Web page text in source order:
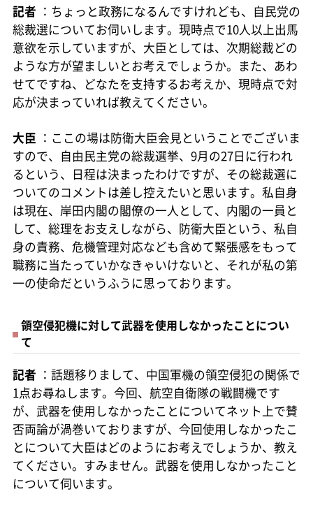
記者 ：ちょっと政務になるんですけれども、自民党の
総裁選についてお伺いします。現時点で10人以上出馬
意欲を示していますが、大臣としては、次期総裁どの
ような方が望ましいとお考えでしょうか。また、あわ
せてですね、どなたを支持するお考えか、現時点で対
応が決まっていれば教えてください。
大臣 ：ここの場は防衛大臣会見ということでございま
すので、自由民主党の総裁選挙、9月の27日に行われ
るという、日程は決まったわけですが、その総裁選に
ついてのコメントは差し控えたいと思います。私自身
は現在、岸田内閣の閣僚の一人として、内閣の一員と
して、総理をお支えしながら、防衛大臣という、私自
身の責務、危機管理対応なども含めて緊張感をもって
職務に当たっていかなきゃいけないと、それが私の第
一の使命だというふうに思っております。
領空侵犯機に対して武器を使用しなかったことについ
て
記者 ：話題移りまして、中国軍機の領空侵犯の関係で
1点お尋ねします。今回、航空自衛隊の戦闘機です
が、武器を使用しなかったことについてネット上で賛
否両論が渦巻いておりますが、今回使用しなかったこ
とについて大臣はどのようにお考えでしょうか、教え
てください。すみません。武器を使用しなかったこと
について伺います。